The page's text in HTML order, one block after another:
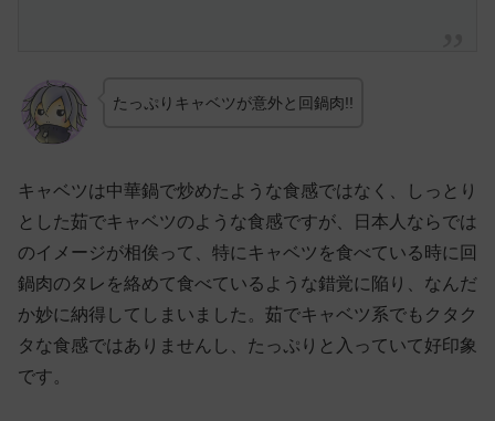
たっぷりキャベツが意外と回鍋肉!!
キャベツは中華鍋で炒めたような食感ではなく、しっとり
とした茹でキャベツのような食感ですが、日本人ならでは
のイメージが相俟って、特にキャベツを食べている時に回
鍋肉のタレを絡めて食べているような錯覚に陥り、なんだ
か妙に納得してしまいました。茹でキャベツ系でもクタク
タな食感ではありませんし、たっぷりと入っていて好印象
です。